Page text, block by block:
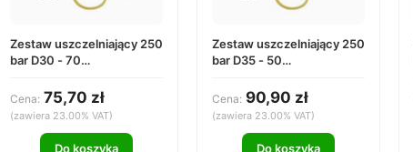
Zestaw uszczelniający 250
bar D30 - 70
Cena: 75,70 zł
(zawiera 23.00% VAT)
Do koszyka
Zestaw uszczelniający 250
bar D35 - 50
Cena: 90,90 zł
(zawiera 23.00% VAT)
Do koszyka